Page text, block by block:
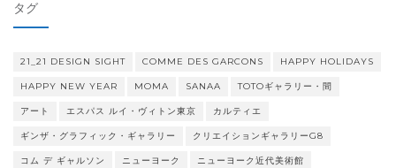
ー
タグ
21_21 DESIGN SIGHT COMME DES GARCONS HAPPY HOLIDAYS
HAPPY NEW YEAR MOMA SANAA TOTOギャラリー・間
アート エスパス ルイ・ヴィトン東京 カルティエ
ギンザ・グラフィック・ギャラリー クリエイションギャラリーG8
コム デ ギャルソン ニューヨーク ニューヨーク近代美術館